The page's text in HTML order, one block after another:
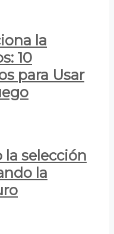
la
10
para Usar
la selección
la